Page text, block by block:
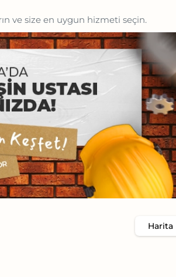
ve size en uygun hizmeti seçin.
Harita